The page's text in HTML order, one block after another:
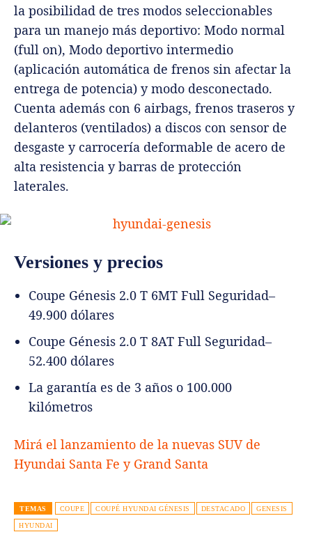
la posibilidad de tres modos seleccionables
para un manejo más deportivo: Modo normal
(full on), Modo deportivo intermedio
(aplicación automática de frenos sin afectar la
entrega de potencia) y modo desconectado.
Cuenta además con 6 airbags, frenos traseros y
delanteros (ventilados) a discos con sensor de
desgaste y carrocería deformable de acero de
alta resistencia y barras de protección
laterales.
Versiones y precios
Coupe Génesis 2.0 T 6MT Full Seguridad–
49.900 dólares
Coupe Génesis 2.0 T 8AT Full Seguridad–
52.400 dólares
La garantía es de 3 años o 100.000
kilómetros
Mirá el lanzamiento de la nuevas SUV de
Hyundai Santa Fe y Grand Santa
TEMAS COUPE COUPÉ HYUNDAI GÉNESIS DESTACADO GENESIS
HYUNDAI